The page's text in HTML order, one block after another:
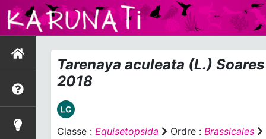
Tarenaya aculeata (L.)
2018
Classe : Equisetopsida Ordre : Brassicales